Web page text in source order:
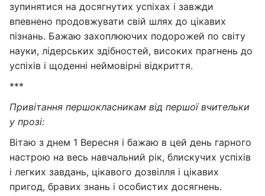
зупинятися на досягнутих успіхах і завжди
впевнено продовжувати свій шлях до цікавих
пізнань. Бажаю захоплюючих подорожей по світу
науки, лідерських здібностей, високих прагнень до
успіхів і щоденні неймовірні відкриття.
***
Привітання першокласникам від першої вчительки
у прозі:
Вітаю з днем 1 Вересня і бажаю в цей день гарного
настрою на весь навчальний рік, блискучих успіхів
і легких завдань, цікавого дозвілля і цікавих
пригод, бравих знань і особистих досягнень.